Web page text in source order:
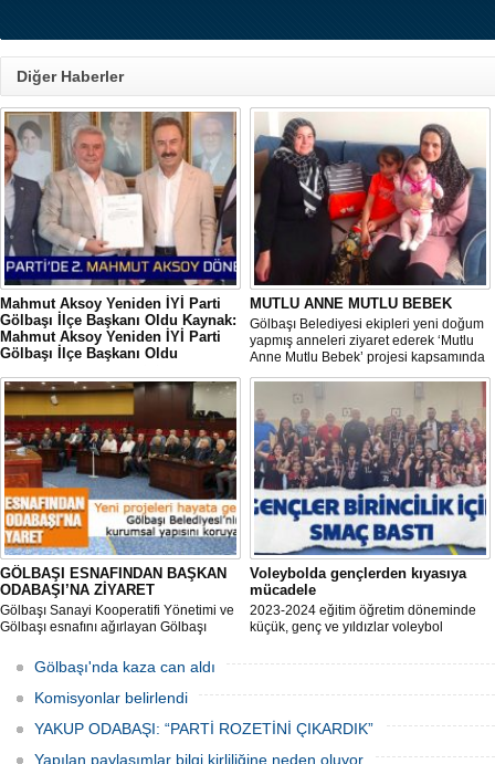
Diğer Haberler
Mahmut Aksoy Yeniden İYİ Parti
Gölbaşı İlçe Başkanı Oldu Kaynak:
Mahmut Aksoy Yeniden İYİ Parti
Gölbaşı İlçe Başkanı Oldu
Mahmut Aksoy Yeniden İYİ Parti Gölbaşı
İlçe Başkanı Oldu
MUTLU ANNE MUTLU BEBEK
Gölbaşı Belediyesi ekipleri yeni doğum
yapmış anneleri ziyaret ederek ‘Mutlu
Anne Mutlu Bebek’ projesi kapsamında
hem içerisinde doğum sonrası temel
ediyor hem de uygulamalı eğitim
veriyor.
GÖLBAŞI ESNAFINDAN BAŞKAN
ODABAŞI’NA ZİYARET
Gölbaşı Sanayi Kooperatifi Yönetimi ve
Gölbaşı esnafını ağırlayan Gölbaşı
istişare ile yöneteceklerini belirterek
“Yeni projeleri hayata geçireceğiz.
Gölbaşı’mızın daha yaşanabilir, daha
düzgün, daha temiz olması için
Voleybolda gençlerden kıyasıya
mücadele
2023-2024 eğitim öğretim döneminde
küçük, genç ve yıldızlar voleybol
Gölbaşı'nda kaza can aldı
Komisyonlar belirlendi
YAKUP ODABAŞI: “PARTİ ROZETİNİ ÇIKARDIK”
Yapılan paylaşımlar bilgi kirliliğine neden oluyor